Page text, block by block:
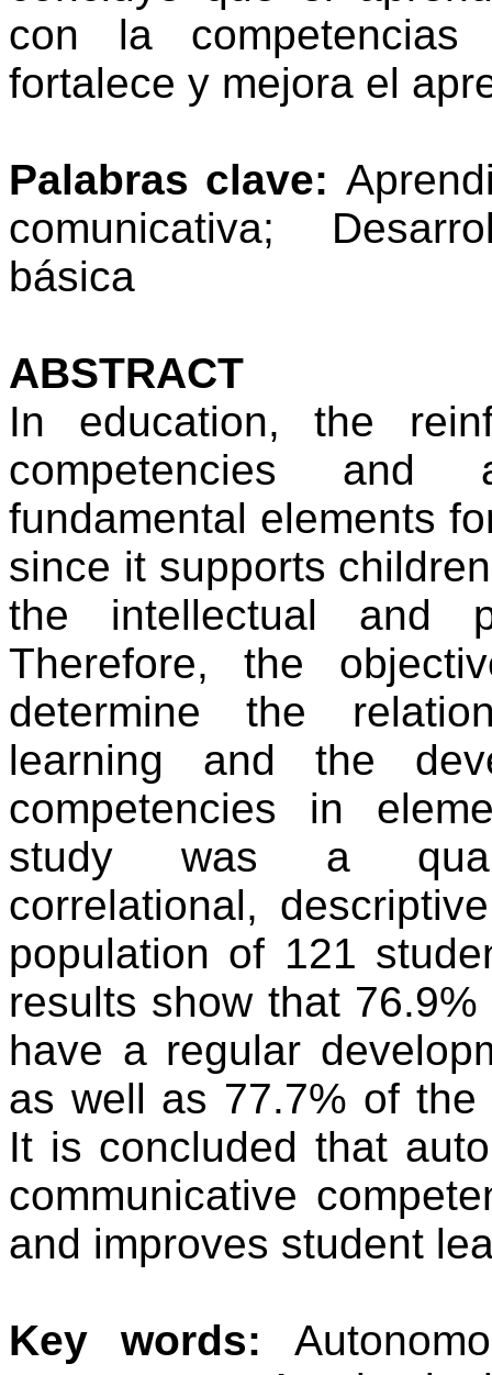
con la competencias
fortalece y mejora el
Palabras clave:
comunicativa;
básica
ABSTRACT
In education, the
competencies and
fundamental elements
since it supports
the intellectual and
Therefore, the
determine the
learning and the
competencies in
study was a
correlational,
population of 121
results show that
have a regular
as well as 77.7% of the
It is concluded that
communicative
and improves student
Key words: